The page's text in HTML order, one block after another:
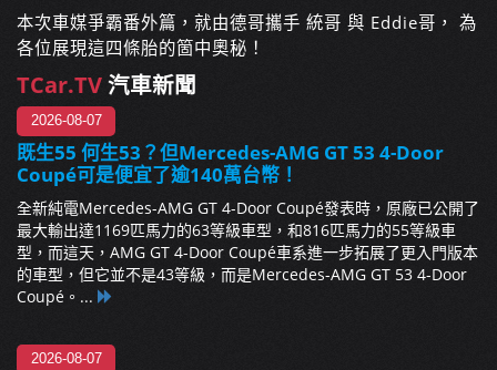
本次車媒爭霸番外篇，就由德哥攜手 統哥 與 Eddie哥， 為
各位展現這四條胎的箇中奧秘！
TCar.TV汽車新聞
2026-08-07
既生55 何生53？但Mercedes-AMG GT 53 4-Door
Coupé可是便宜了逾140萬台幣！
全新純電Mercedes-AMG GT 4-Door Coupé發表時，原廠已公開了
最大輸出達1169匹馬力的63等級車型，和816匹馬力的55等級車
型，而這天，AMG GT 4-Door Coupé車系進一步拓展了更入門版本
的車型，但它並不是43等級，而是Mercedes-AMG GT 53 4-Door
Coupé。...
2026-08-07